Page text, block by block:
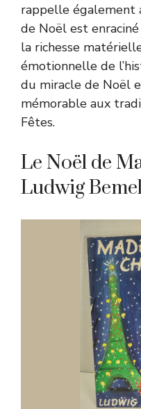
rappelle également
de Noël est
la richesse
émotionnelle de
du miracle de Noël
mémorable aux
Fêtes.
Le Noël de
Ludwig